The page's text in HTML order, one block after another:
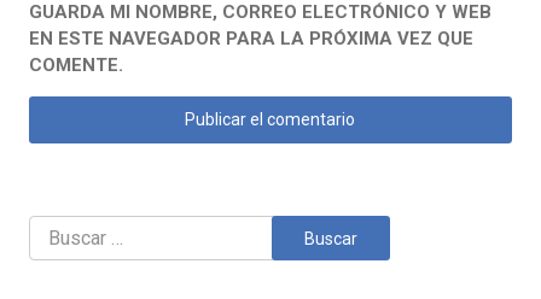
GUARDA MI NOMBRE, CORREO ELECTRÓNICO Y WEB
EN ESTE NAVEGADOR PARA LA PRÓXIMA VEZ QUE
COMENTE.
Buscar: